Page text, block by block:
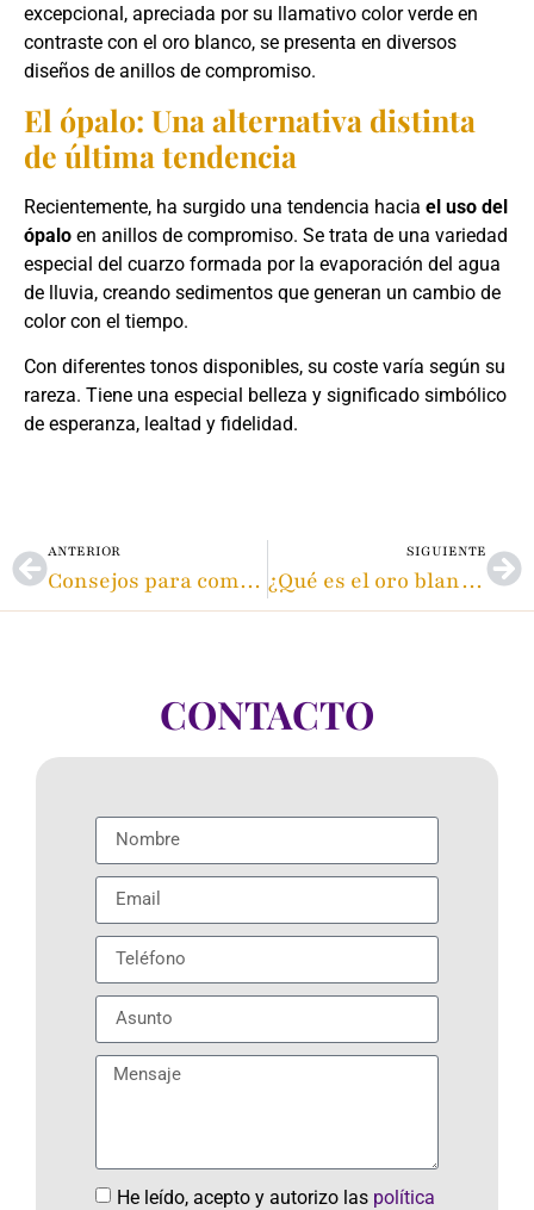
excepcional, apreciada por su llamativo color verde en
contraste con el oro blanco, se presenta en diversos
diseños de anillos de compromiso.
El ópalo: Una alternativa distinta
de última tendencia
Recientemente, ha surgido una tendencia hacia el uso del
ópalo en anillos de compromiso. Se trata de una variedad
especial del cuarzo formada por la evaporación del agua
de lluvia, creando sedimentos que generan un cambio de
color con el tiempo.
Con diferentes tonos disponibles, su coste varía según su
rareza. Tiene una especial belleza y significado simbólico
de esperanza, lealtad y fidelidad.
ANTERIOR
Consejos para comprar un Rolex de segunda mano
SIGUIENTE
¿Qué es el oro blanco y cuál es su propuesta de valor?
CONTACTO
He leído, acepto y autorizo las política